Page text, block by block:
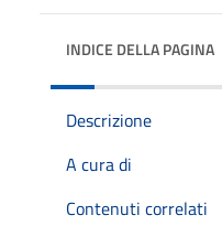
INDICE DELLA PAGINA
Descrizione
A cura di
Contenuti correlati